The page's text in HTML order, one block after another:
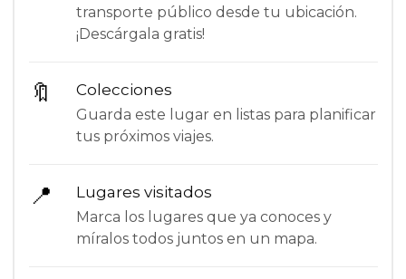
transporte público desde tu ubicación.
¡Descárgala gratis!
🔖 Colecciones
Guarda este lugar en listas para planificar
tus próximos viajes.
📍 Lugares visitados
Marca los lugares que ya conoces y
míralos todos juntos en un mapa.